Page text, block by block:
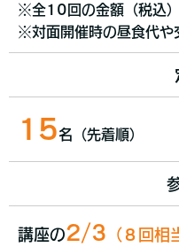
※全10回の金額（税込）
※対面開催時の昼食代や
15名（先着順）
講座の2/3 （８回相